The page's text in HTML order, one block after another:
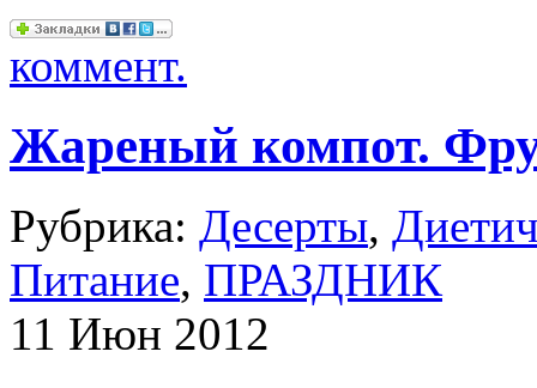
коммент.
Жареный компот.
Рубрика: Десерты,
Питание, ПРАЗДНИК
11 Июн 2012